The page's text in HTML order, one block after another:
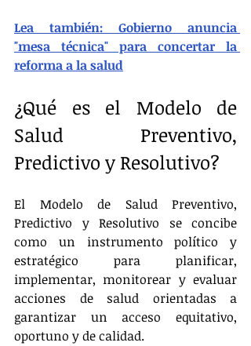
Lea también: Gobierno anuncia
"mesa técnica" para concertar la
reforma a la salud
¿Qué es el Modelo de
Salud Preventivo,
Predictivo y Resolutivo?
El Modelo de Salud Preventivo,
Predictivo y Resolutivo se concibe
como un instrumento político y
estratégico para planificar,
implementar, monitorear y evaluar
acciones de salud orientadas a
garantizar un acceso equitativo,
oportuno y de calidad​.